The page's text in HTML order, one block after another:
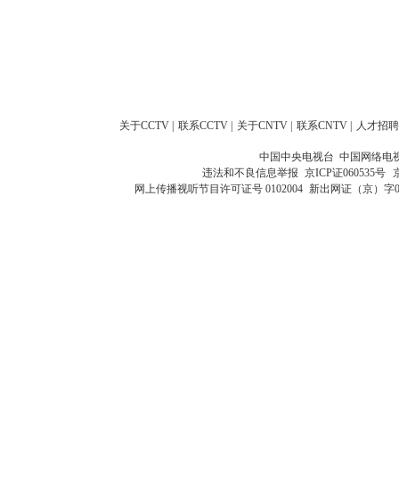
关于CCTV 联系CCTV 关于CNTV 联系CNTV 人才招聘
中国中央电视台 中国网络电
违法和不良信息举报 京ICP证060535号
网上传播视听节目许可证号 0102004 新出网证（京）